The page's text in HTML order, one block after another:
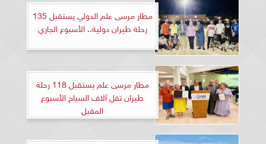
مطار مرسى علم الدولي يستقبل 135
رحلة طيران دولية.. الأسبوع الجاري
مطار مرسى علم يستقبل 118 رحلة
طيران تقل آلاف السياح الأسبوع
المقبل